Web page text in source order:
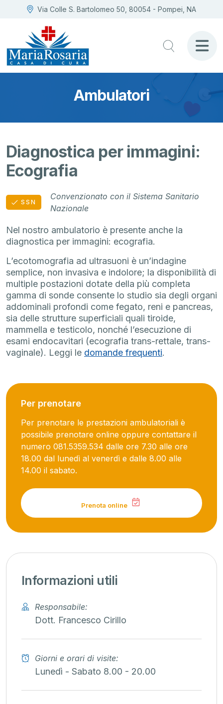
Via Colle S. Bartolomeo 50, 80054 - Pompei, NA
Ambulatori
Diagnostica per immagini:
Ecografia
SSN
Convenzionato con il Sistema Sanitario
Nazionale
Nel nostro ambulatorio è presente anche la
diagnostica per immagini: ecografia.
L’ecotomografia ad ultrasuoni è un’indagine
semplice, non invasiva e indolore; la disponibilità di
multiple postazioni dotate della più completa
gamma di sonde consente lo studio sia degli organi
addominali profondi come fegato, reni e pancreas,
sia delle strutture superficiali quali tiroide,
mammella e testicolo, nonché l’esecuzione di
esami endocavitari (ecografia trans-rettale, trans-
vaginale). Leggi le domande frequenti.
Per prenotare
Per prenotare le prestazioni ambulatoriali è
possibile prenotare online oppure contattare il
numero 081.5359.534 dalle ore 7.30 alle ore
18.00 dal lunedì al venerdì e dalle 8.00 alle
14.00 il sabato.
Prenota online
Informazioni utili
Responsabile:
Dott. Francesco Cirillo
Giorni e orari di visite:
Lunedì - Sabato 8.00 - 20.00